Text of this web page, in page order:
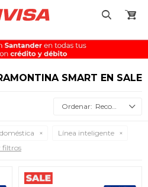
SMART EN SALE
Recomendados
Línea inteligente
filtros